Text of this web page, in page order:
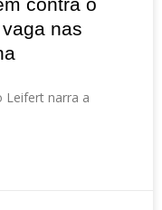
contra o
nas
narra a